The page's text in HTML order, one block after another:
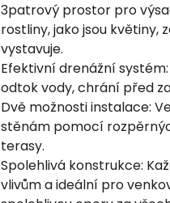
3patrový prostor pro
rostliny, jako jsou
vystavuje.
Efektivní drenážní
odtok vody, chrání před
Dvě možnosti instalace:
stěnám pomocí
terasy.
Spolehlivá konstrukce:
vlivům a ideální pro